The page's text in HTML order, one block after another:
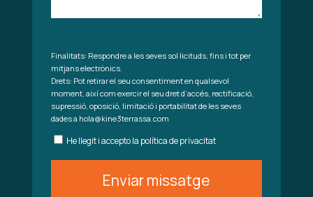
Finalitats: Respondre a les seves sol·licituds, fins i tot per
mitjans electrònics.
Drets: Pot retirar el seu consentiment en qualsevol
moment, així com exercir el seu dret d’accés, rectificació,
supressió, oposició, limitació i portabilitat de les seves
dades a hola@kine3terrassa.com
He llegit i accepto la política de privacitat